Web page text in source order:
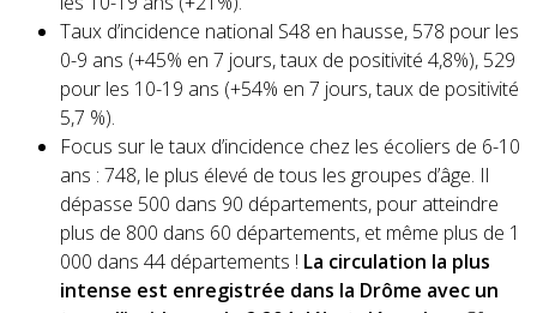
Taux d’incidence national S48 en hausse, 578 pour les
0-9 ans (+45% en 7 jours, taux de positivité 4,8%), 529
pour les 10-19 ans (+54% en 7 jours, taux de positivité
5,7 %).
Focus sur le taux d’incidence chez les écoliers de 6-10
ans : 748, le plus élevé de tous les groupes d’âge. Il
dépasse 500 dans 90 départements, pour atteindre
plus de 800 dans 60 départements, et même plus de 1
000 dans 44 départements ! La circulation la plus
intense est enregistrée dans la Drôme avec un